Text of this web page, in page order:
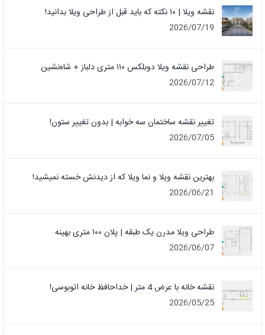
نقشه ویلا | ۱۰ نکته که باید قبل از طراحی ویلا بدانید!
2026/07/19
طراحی نقشه ویلا دوبلکس ۱۱۰ متری دلباز + شاه‌نشین
2026/07/12
تغییر نقشه ساختمان سه خوابه | بدون تغییر ستون!
2026/07/05
بهترین نقشه ویلا و نما ویلا که از دیدنش خسته نمیشید!
2026/06/21
طراحی ویلا مدرن یک‌ طبقه | پلان ۱۰۰ متری بهینه
2026/06/07
نقشه خانه با عرض 4 متر | خداحافظ خانه‌ اتوبوسی!
2026/05/25